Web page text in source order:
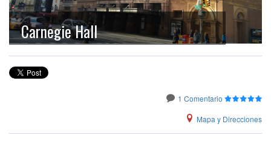
Carnegie Hall
1 Comentario
Mapa y Direcciones